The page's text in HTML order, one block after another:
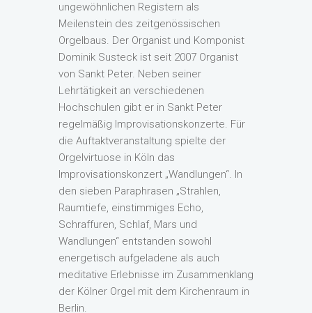
ungewöhnlichen Registern als
Meilenstein des zeitgenössischen
Orgelbaus. Der Organist und Komponist
Dominik Susteck ist seit 2007 Organist
von Sankt Peter. Neben seiner
Lehrtätigkeit an verschiedenen
Hochschulen gibt er in Sankt Peter
regelmäßig Improvisationskonzerte. Für
die Auftaktveranstaltung spielte der
Orgelvirtuose in Köln das
Improvisationskonzert „Wandlungen“. In
den sieben Paraphrasen „Strahlen,
Raumtiefe, einstimmiges Echo,
Schraffuren, Schlaf, Mars und
Wandlungen“ entstanden sowohl
energetisch aufgeladene als auch
meditative Erlebnisse im Zusammenklang
der Kölner Orgel mit dem Kirchenraum in
Berlin.